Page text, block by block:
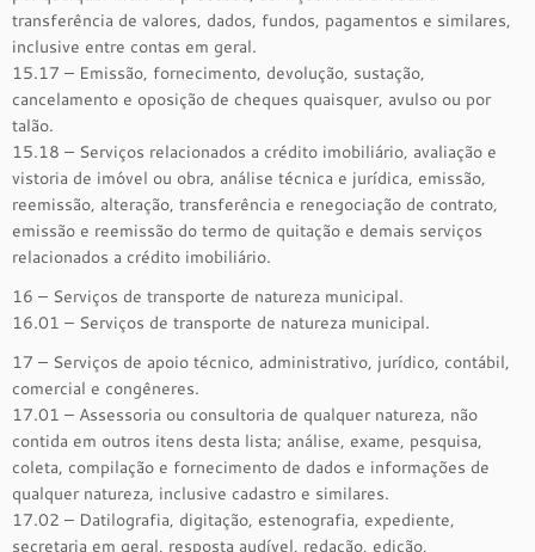
transferência de valores, dados, fundos, pagamentos e similares,
inclusive entre contas em geral.
15.17 – Emissão, fornecimento, devolução, sustação,
cancelamento e oposição de cheques quaisquer, avulso ou por
talão.
15.18 – Serviços relacionados a crédito imobiliário, avaliação e
vistoria de imóvel ou obra, análise técnica e jurídica, emissão,
reemissão, alteração, transferência e renegociação de contrato,
emissão e reemissão do termo de quitação e demais serviços
relacionados a crédito imobiliário.
16 – Serviços de transporte de natureza municipal.
16.01 – Serviços de transporte de natureza municipal.
17 – Serviços de apoio técnico, administrativo, jurídico, contábil,
comercial e congêneres.
17.01 – Assessoria ou consultoria de qualquer natureza, não
contida em outros itens desta lista; análise, exame, pesquisa,
coleta, compilação e fornecimento de dados e informações de
qualquer natureza, inclusive cadastro e similares.
17.02 – Datilografia, digitação, estenografia, expediente,
secretaria em geral, resposta audível, redação, edição,